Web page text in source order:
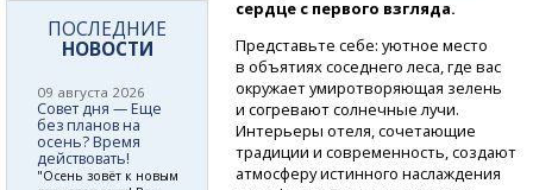
сердце с первого взгляда.
Представьте себе: уютное место
в объятиях соседнего леса, где вас
окружает умиротворяющая зелень
и согревают солнечные лучи.
Интерьеры отеля, сочетающие
традиции и современность, создают
атмосферу истинного наслаждения
ПОСЛЕДНИЕ
НОВОСТИ
09 августа 2026
Совет дня — Еще
без планов на
осень? Время
действовать!
"Осень зовёт к новым